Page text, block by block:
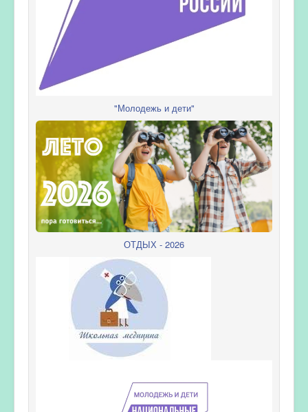
"Молодежь и дети"
ОТДЫХ - 2026